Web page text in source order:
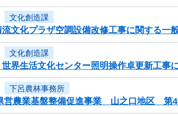
文化創造課
流文化プラザ空調設備改修工事に関する一
文化創造課
世界生活文化センター照明操作卓更新工事
下呂農林事務所
営農業基盤整備促進事業 山之口地区 第